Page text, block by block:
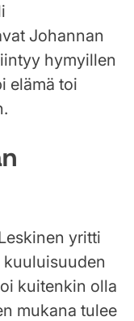
Johannan
hymyillen
elämä toi
yritti
kuuluisuuden
kuitenkin olla
mukana tulee